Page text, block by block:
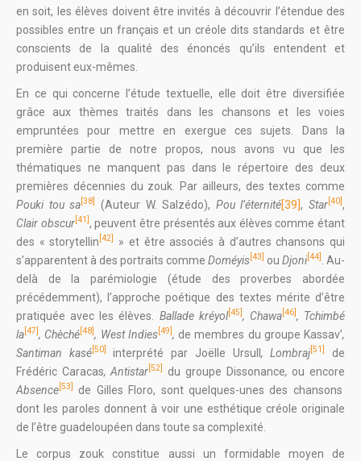
en soit, les élèves doivent être invités à découvrir l’étendue des
possibles entre un français et un créole dits standards et être
conscients de la qualité des énoncés qu’ils entendent et
produisent eux-mêmes.
En ce qui concerne l’étude textuelle, elle doit être diversifiée
grâce aux thèmes traités dans les chansons et les voies
empruntées pour mettre en exergue ces sujets. Dans la
première partie de notre propos, nous avons vu que les
thématiques ne manquent pas dans le répertoire des deux
premières décennies du zouk. Par ailleurs, des textes comme
Pouki tou sa [38] (Auteur W. Salzédo), Pou l’éternité[39], Star [40] ,
Clair obscur[41] , peuvent être présentés aux élèves comme étant
des « storytellin [42]
» et être associés à d’autres chansons qui
s’apparentent à des portraits comme Doméyis [43] ou Djoni [44]
. Au-
delà de la parémiologie (étude des proverbes abordée
précédemment), l’approche poétique des textes mérite d’être
pratiquée avec les élèves. Ballade kréyol[45] , Chawa[46] , Tchimbé
la [47] , Chèché [48] , West Indies[49] , de membres du groupe Kassav’,
Santiman kasé[50] interprété par Joëlle Ursull , Lombraj [51]
de
Frédéric Caracas, Antistar [52] du groupe Dissonance, ou encore
Absence [53]
de Gilles Floro, sont quelques-unes des chansons
dont les paroles donnent à voir une esthétique créole originale
de l’être guadeloupéen dans toute sa complexité.
Le corpus zouk constitue aussi un formidable moyen de